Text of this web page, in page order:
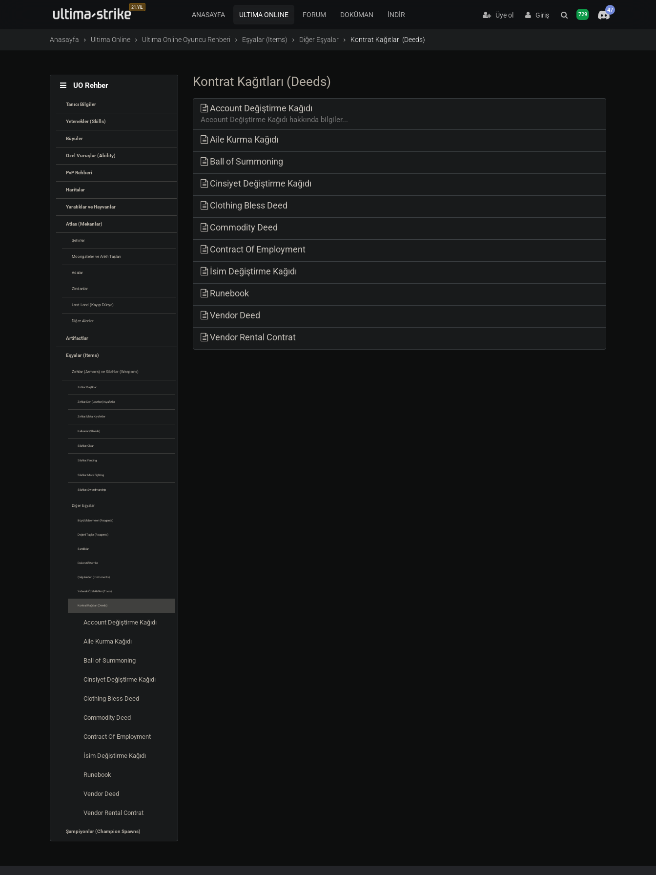
21.YIL
ANASAYFA ULTIMA ONLINE FORUM DOKÜMAN İNDİR Üye ol Giriş 729
47
Anasayfa Ultima Online Ultima Online Oyuncu Rehberi Eşyalar (Items) Diğer Eşyalar Kontrat Kağıtları (Deeds)
UO Rehber
Tanıcı Bilgiler
Yetenekler (Skills)
Büyüler
Özel Vuruşlar (Ability)
PvP Rehberi
Haritalar
Yaratıklar ve Hayvanlar
Atlas (Mekanlar)
Şehirler
Moongateler ve Ankh Taşları
Adalar
Zindanlar
Lost Land (Kayıp Dünya)
Diğer Alanlar
Artifactlar
Eşyalar (Items)
Zırhlar (Armors) ve Silahlar (Weapons)
Zırhlar: Başlıklar
Zırhlar: Deri (Leather) Kıyafetler
Zırhlar: Metal Kıyafetler
Kalkanlar (Shields)
Silahlar: Oklar
Silahlar: Fencing
Silahlar: Mace Fighting
Silahlar: Swordmanship
Diğer Eşyalar
Büyü Malzemeleri (Reagents)
Değerli Taşlar (Reagents)
Sandıklar
Dekoratif Itemler
Çalgı Aletleri (Instruments)
Yetenek Özel Aletleri (Tools)
Kontrat Kağıtları (Deeds)
Account Değiştirme Kağıdı
Aile Kurma Kağıdı
Ball of Summoning
Cinsiyet Değiştirme Kağıdı
Clothing Bless Deed
Commodity Deed
Contract Of Employment
İsim Değiştirme Kağıdı
Runebook
Vendor Deed
Vendor Rental Contrat
Şampiyonlar (Champion Spawns)
Kontrat Kağıtları (Deeds)
Account Değiştirme Kağıdı
Account Değiştirme Kağıdı hakkında bilgiler...
Aile Kurma Kağıdı
Ball of Summoning
Cinsiyet Değiştirme Kağıdı
Clothing Bless Deed
Commodity Deed
Contract Of Employment
İsim Değiştirme Kağıdı
Runebook
Vendor Deed
Vendor Rental Contrat